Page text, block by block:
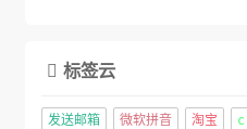
 标签云
发送邮箱 微软拼音 淘宝